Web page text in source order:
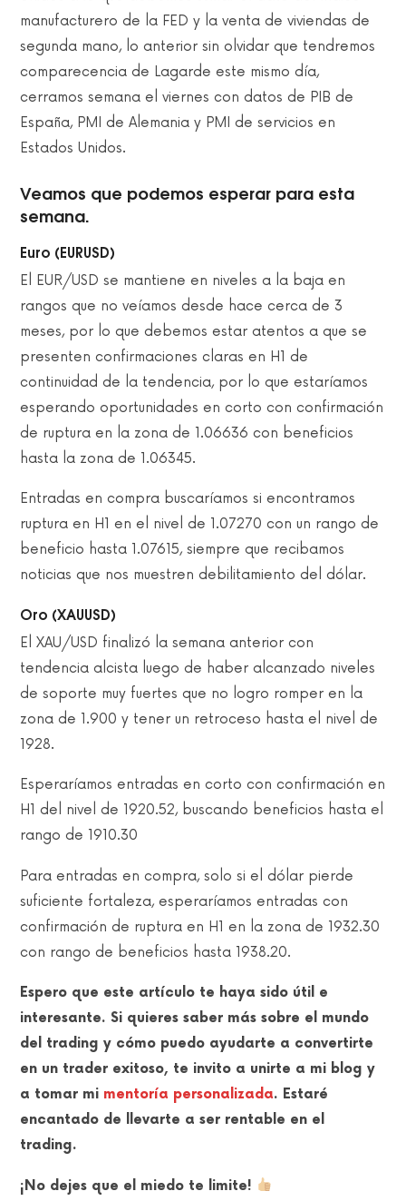
manufacturero de la FED y la venta de viviendas de
segunda mano, lo anterior sin olvidar que tendremos
comparecencia de Lagarde este mismo día,
cerramos semana el viernes con datos de PIB de
España, PMI de Alemania y PMI de servicios en
Estados Unidos.
Veamos que podemos esperar para esta
semana.
Euro (EURUSD)
El EUR/USD se mantiene en niveles a la baja en
rangos que no veíamos desde hace cerca de 3
meses, por lo que debemos estar atentos a que se
presenten confirmaciones claras en H1 de
continuidad de la tendencia, por lo que estaríamos
esperando oportunidades en corto con confirmación
de ruptura en la zona de 1.06636 con beneficios
hasta la zona de 1.06345.
Entradas en compra buscaríamos si encontramos
ruptura en H1 en el nivel de 1.07270 con un rango de
beneficio hasta 1.07615, siempre que recibamos
noticias que nos muestren debilitamiento del dólar.
Oro (XAUUSD)
El XAU/USD finalizó la semana anterior con
tendencia alcista luego de haber alcanzado niveles
de soporte muy fuertes que no logro romper en la
zona de 1.900 y tener un retroceso hasta el nivel de
1928.
Esperaríamos entradas en corto con confirmación en
H1 del nivel de 1920.52, buscando beneficios hasta el
rango de 1910.30
Para entradas en compra, solo si el dólar pierde
suficiente fortaleza, esperaríamos entradas con
confirmación de ruptura en H1 en la zona de 1932.30
con rango de beneficios hasta 1938.20.
Espero que este artículo te haya sido útil e
interesante. Si quieres saber más sobre el mundo
del trading y cómo puedo ayudarte a convertirte
en un trader exitoso, te invito a unirte a mi blog y
a tomar mi mentoría personalizada. Estaré
encantado de llevarte a ser rentable en el
trading.
¡No dejes que el miedo te limite!